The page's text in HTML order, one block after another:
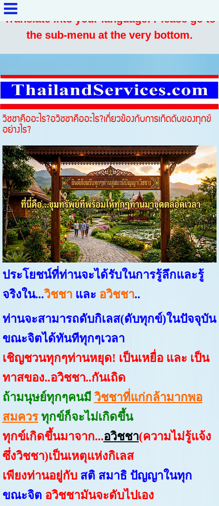
Translate into your language: Please go to
the sub-menu at the very bottom.
วิชชาคืออะไร?อวิชชาคืออะไร?เกี่ยวข้องกับการเกิดดับของทุกข์
อย่างไร?
ประโยชน์ที่ท่านจะได้รับในการรู้ลึกและรู้
จริงใน...วิชชาและ อวิชชา..
ท่านจะสามารถดับกิเลส(ดับทุกข์)ในปัจจุบัน
ขณะจิตได้ทันทีทุกๆเวลา
เชิญชวนทุกๆท่านหยุด! เป็นเหยื่อ และ เป็น
ทาสของ..อวิชชา..กันเถิด
ถ้ามนุษย์ทุกๆคนมีวิชชาที่แก่กล้ามากพอ
สมควรทุกข์ก็จะไม่เกิดขึ้น
ทุกข์เกิดขึ้นมาจาก...อวิชชา(ความไม่รู้แจ้ง
ซึ่งวิชชา)เป็นเหตุแห่งกิเลส
เพียงท่านอยู่กับ สติ สมาธิ ปัญญาในทุก
ขณะจิต อวิชชามันจะดับไปเอง